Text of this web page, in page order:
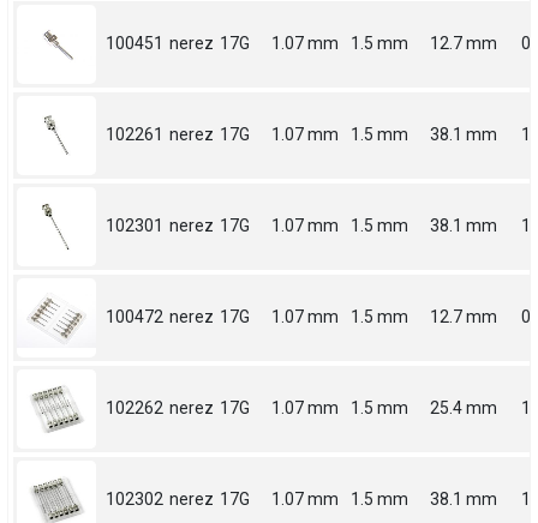
100451 nerez 17G 1.07 mm 1.5 mm 12.7 mm
102261 nerez 17G 1.07 mm 1.5 mm 38.1 mm
102301 nerez 17G 1.07 mm 1.5 mm 38.1 mm
100472 nerez 17G 1.07 mm 1.5 mm 12.7 mm
102262 nerez 17G 1.07 mm 1.5 mm 25.4 mm 1
102302 nerez 17G 1.07 mm 1.5 mm 38.1 mm